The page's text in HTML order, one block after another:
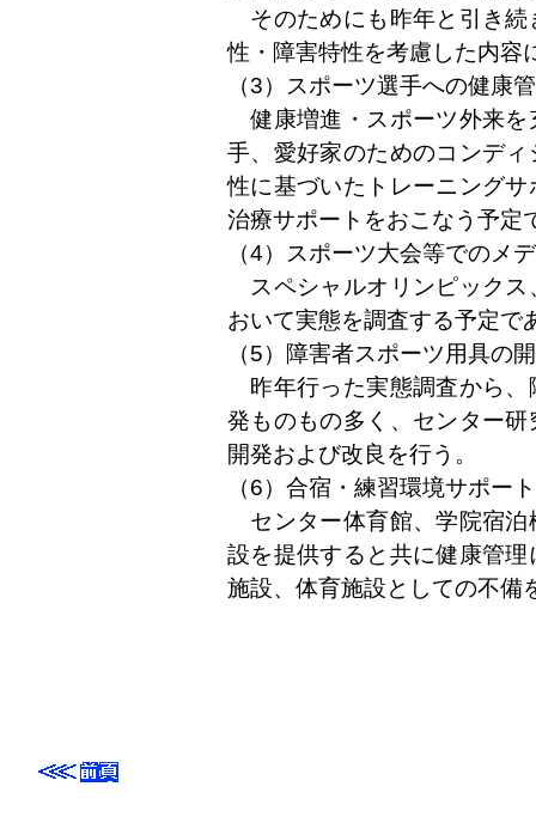
そのためにも昨年と引き続
性・障害特性を考慮した内容
（3）スポーツ選手への健康
健康増進・スポーツ外来を
手、愛好家のためのコンデ
性に基づいたトレーニング
治療サポートをおこなう予定
（4）スポーツ大会等でのメ
スペシャルオリンピックス
おいて実態を調査する予定で
（5）障害者スポーツ用具の
昨年行った実態調査から、
発ものもの多く、センター
開発および改良を行う。
（6）合宿・練習環境サポー
センター体育館、学院宿泊
設を提供すると共に健康管
施設、体育施設としての不備